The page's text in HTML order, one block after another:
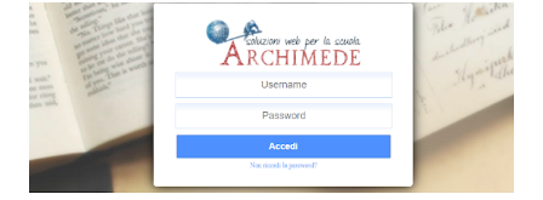
altrettante hanno deciso di non concedere più queste
tipologie di prestiti a cambiali. Comunque sia, ancora oggi
esiste qualche possibilità, (fortunatamente per molti
cittadini) di accedere a questi prodotti. Ecco perchè
abbiamo deciso di creare questa guida dettagliata. Nel
frattempo, se volete potete anche consultare le seguenti